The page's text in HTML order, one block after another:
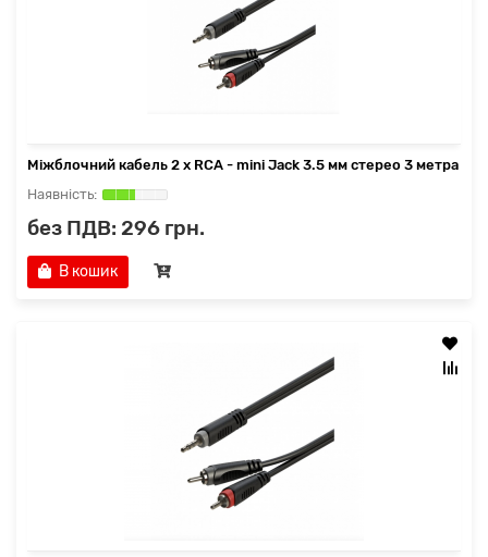
Міжблочний кабель 2 x RCA - mini Jack 3.5 мм стерео 3 метра
без ПДВ: 296 грн.
В кошик